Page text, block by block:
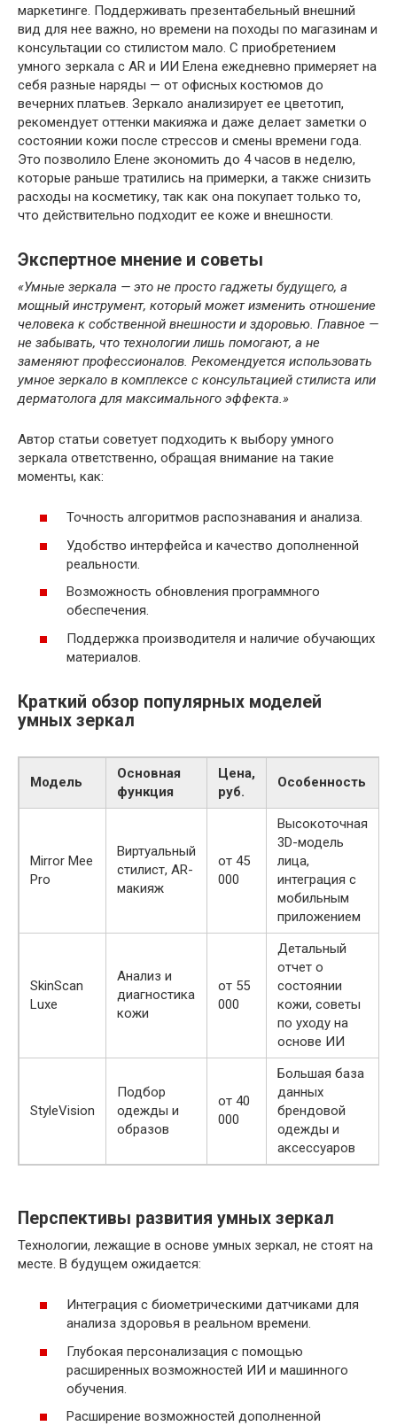
маркетинге. Поддерживать презентабельный внешний
вид для нее важно, но времени на походы по магазинам и
консультации со стилистом мало. С приобретением
умного зеркала с AR и ИИ Елена ежедневно примеряет на
себя разные наряды — от офисных костюмов до
вечерних платьев. Зеркало анализирует ее цветотип,
рекомендует оттенки макияжа и даже делает заметки о
состоянии кожи после стрессов и смены времени года.
Это позволило Елене экономить до 4 часов в неделю,
которые раньше тратились на примерки, а также снизить
расходы на косметику, так как она покупает только то,
что действительно подходит ее коже и внешности.
Экспертное мнение и советы
«Умные зеркала — это не просто гаджеты будущего, а
мощный инструмент, который может изменить отношение
человека к собственной внешности и здоровью. Главное —
не забывать, что технологии лишь помогают, а не
заменяют профессионалов. Рекомендуется использовать
умное зеркало в комплексе с консультацией стилиста или
дерматолога для максимального эффекта.»
Автор статьи советует подходить к выбору умного
зеркала ответственно, обращая внимание на такие
моменты, как:
Точность алгоритмов распознавания и анализа.
Удобство интерфейса и качество дополненной
реальности.
Возможность обновления программного
обеспечения.
Поддержка производителя и наличие обучающих
материалов.
Краткий обзор популярных моделей
умных зеркал
Модель
Основная
функция
Цена,
руб.
Особенность
Mirror Mee
Pro
Виртуальный
стилист, AR-
макияж
от 45
000
Высокоточная
3D-модель
лица,
интеграция с
мобильным
приложением
SkinScan
Luxe
Анализ и
диагностика
кожи
от 55
000
Детальный
отчет о
состоянии
кожи, советы
по уходу на
основе ИИ
StyleVision
Подбор
одежды и
образов
от 40
000
Большая база
данных
брендовой
одежды и
аксессуаров
Перспективы развития умных зеркал
Технологии, лежащие в основе умных зеркал, не стоят на
месте. В будущем ожидается:
Интеграция с биометрическими датчиками для
анализа здоровья в реальном времени.
Глубокая персонализация с помощью
расширенных возможностей ИИ и машинного
обучения.
Расширение возможностей дополненной